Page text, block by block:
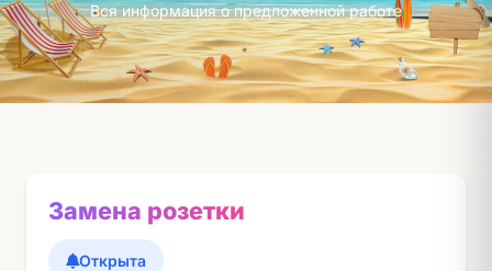
Вся информация о предложенной работе
Замена розетки
Открыта